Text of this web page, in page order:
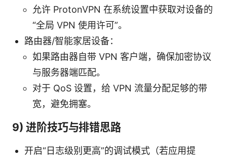
允许 ProtonVPN 在系统设置中获取对设备的
“全局 VPN 使用许可”。
路由器/智能家居设备：
如果路由器自带 VPN 客户端，确保加密协议
与服务器端匹配。
对于 QoS 设置，给 VPN 流量分配足够的带
宽，避免拥塞。
9) 进阶技巧与排错思路
开启“日志级别更高”的调试模式（若应用提